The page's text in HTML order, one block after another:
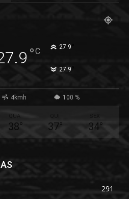
°C 27.9
27.9
4kmh 100 %
QUA
38° 37° 34°
291